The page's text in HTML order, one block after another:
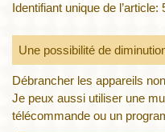
Identifiant unique de l’article:
Une possibilité de
Débrancher les appareils
Je peux aussi utiliser une
télécommande ou un